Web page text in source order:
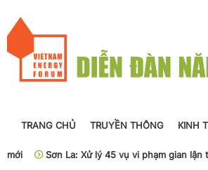
TRANG CHỦ TRUYỀN THÔNG KINH
La: Xử lý 45 vụ vi phạm gian lận thương mại,